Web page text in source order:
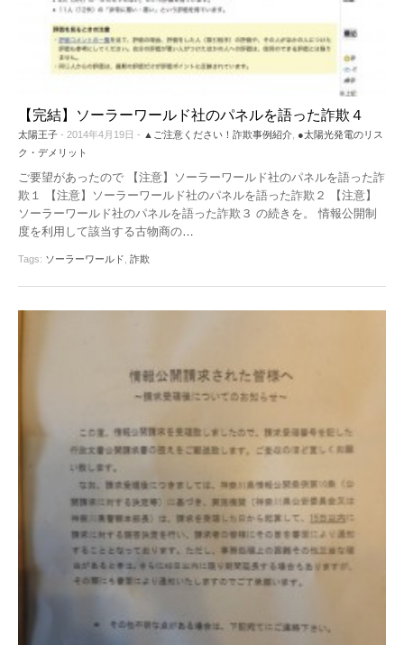
【完結】ソーラーワールド社のパネルを語った詐欺４
太陽王子 - 2014年4月19日 - ▲ご注意ください！詐欺事例紹介 ●太陽光発電のリス
ク・デメリット
ご要望があったので 【注意】ソーラーワールド社のパネルを語った詐
欺１ 【注意】ソーラーワールド社のパネルを語った詐欺２ 【注意】
ソーラーワールド社のパネルを語った詐欺３ の続きを。 情報公開制
度を利用して該当する古物商の
Tags: ソーラーワールド 詐欺